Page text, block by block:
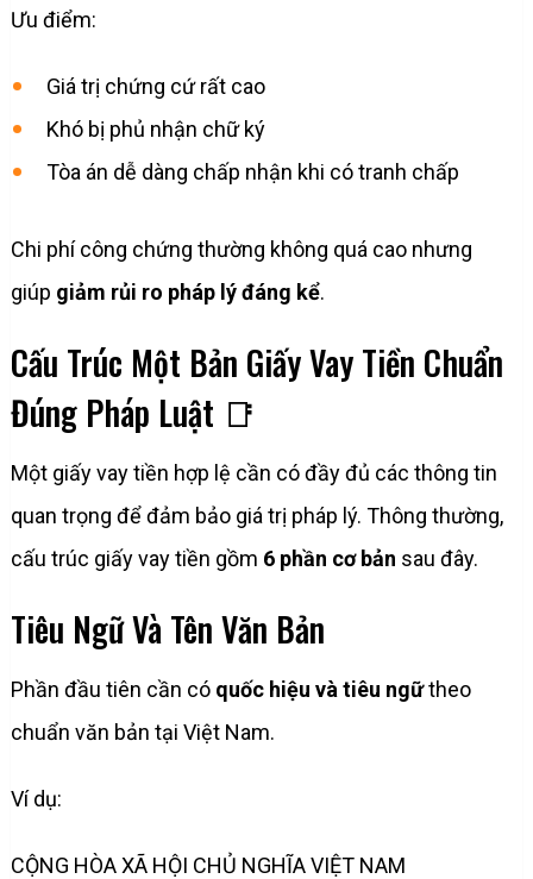
Ưu điểm:
Giá trị chứng cứ rất cao
Khó bị phủ nhận chữ ký
Tòa án dễ dàng chấp nhận khi có tranh chấp
Chi phí công chứng thường không quá cao nhưng
giúp giảm rủi ro pháp lý đáng kể.
Cấu Trúc Một Bản Giấy Vay Tiền Chuẩn
Đúng Pháp Luật 📑
Một giấy vay tiền hợp lệ cần có đầy đủ các thông tin
quan trọng để đảm bảo giá trị pháp lý. Thông thường,
cấu trúc giấy vay tiền gồm 6 phần cơ bản sau đây.
Tiêu Ngữ Và Tên Văn Bản
Phần đầu tiên cần có quốc hiệu và tiêu ngữtheo
chuẩn văn bản tại Việt Nam.
Ví dụ:
CỘNG HÒA XÃ HỘI CHỦ NGHĨA VIỆT NAM